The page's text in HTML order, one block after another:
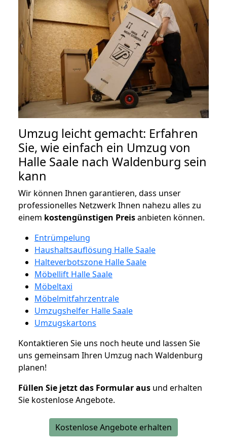
Umzug leicht gemacht: Erfahren
Sie, wie einfach ein Umzug von
Halle Saale nach Waldenburg sein
kann
Wir können Ihnen garantieren, dass unser
professionelles Netzwerk Ihnen nahezu alles zu
einem kostengünstigen Preisanbieten können.
Entrümpelung
Haushaltsauflösung Halle Saale
Halteverbotszone Halle Saale
Möbellift Halle Saale
Möbeltaxi
Möbelmitfahrzentrale
Umzugshelfer Halle Saale
Umzugskartons
Kontaktieren Sie uns noch heute und lassen Sie
uns gemeinsam Ihren Umzug nach Waldenburg
planen!
Füllen Sie jetzt das Formular aus und erhalten
Sie kostenlose Angebote.
Kostenlose Angebote erhalten